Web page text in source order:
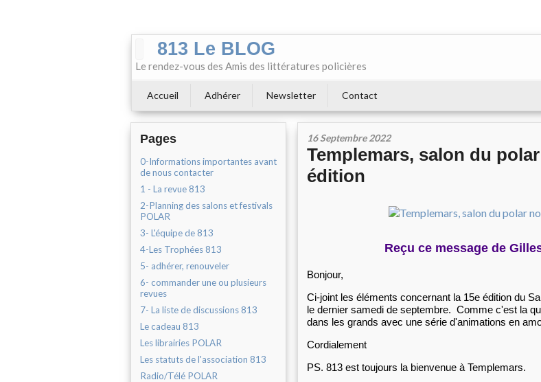
813 Le BLOG
Le rendez-vous des Amis des littératures policières
Accueil Adhérer Newsletter Contact
Pages
0-Informations importantes avant
de nous contacter
1 - La revue 813
2-Planning des salons et festivals
POLAR
3- L'équipe de 813
4-Les Trophées 813
5- adhérer, renouveler
6- commander une ou plusieurs
revues
7- La liste de discussions 813
Le cadeau 813
Les librairies POLAR
Les statuts de l'association 813
Radio/Télé POLAR
16 Septembre 2022
Templemars, salon du
édition
Reçu ce message de
Bonjour,
Ci-joint les éléments concernant la 15e édition du
le dernier samedi de septembre. Comme c'est la
dans les grands avec une série d'animations en
Cordialement
PS. 813 est toujours la bienvenue à Templemars.